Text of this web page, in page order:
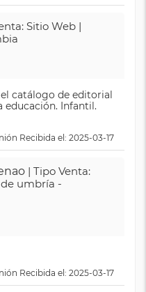
Sitio Web |
catálogo de editorial
educación. Infantil.
Recibida el: 2025-03-17
| Tipo Venta:
umbría -
Recibida el: 2025-03-17